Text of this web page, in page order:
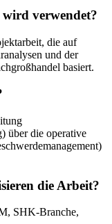
wird verwendet?
die auf
und der
basiert.
über die operative
die Arbeit?
SHK-Branche,